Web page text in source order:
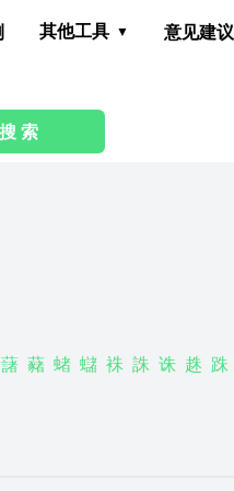
其他工具 意见建议
索
藷 藸 蝫 蠩 袾 誅 诛 趎 跦